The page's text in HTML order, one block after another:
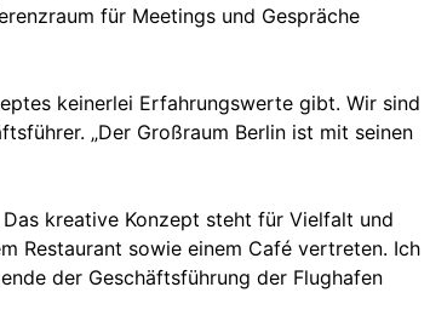
für Meetings und Gespräche
keinerlei Erfahrungswerte gibt. Wir sind
„Der Großraum Berlin ist mit seinen
kreative Konzept steht für Vielfalt und
Restaurant sowie einem Café vertreten. Ich
der Geschäftsführung der Flughafen